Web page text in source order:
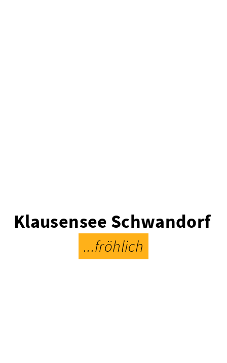
Klausensee Schwandorf
...fröhlich